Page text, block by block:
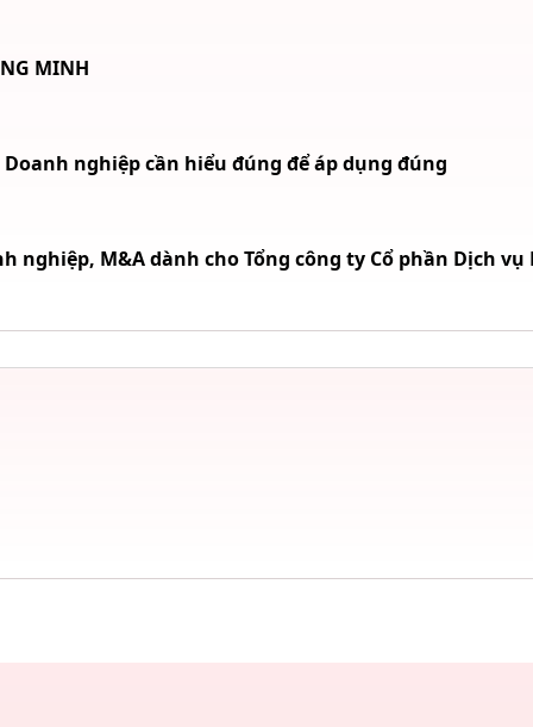
MINH
nghiệp cần hiểu đúng để áp dụng đúng
nghiệp, M&A dành cho Tổng công ty Cổ phần Dịch